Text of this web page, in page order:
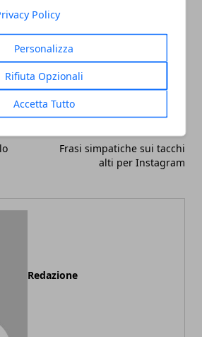
Policy
Personalizza
Rifiuta Opzionali
Accetta Tutto
Frasi simpatiche sui tacchi
alti per Instagram
Redazione